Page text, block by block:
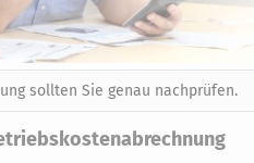
sollten Sie genau nachprüfen.